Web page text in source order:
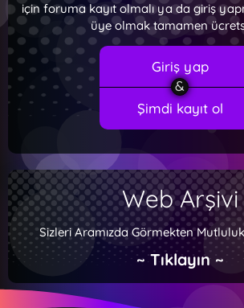
için foruma kayıt olmalı ya da giriş
üye olmak tamamen
Giriş yap
Şimdi kayıt ol
Web Arşivi
Sizleri Aramızda Görmekten
~ Tıklayın ~